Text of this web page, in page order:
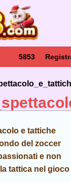
5853
e tattiche
del zoccer
e non
tattica nel gioco